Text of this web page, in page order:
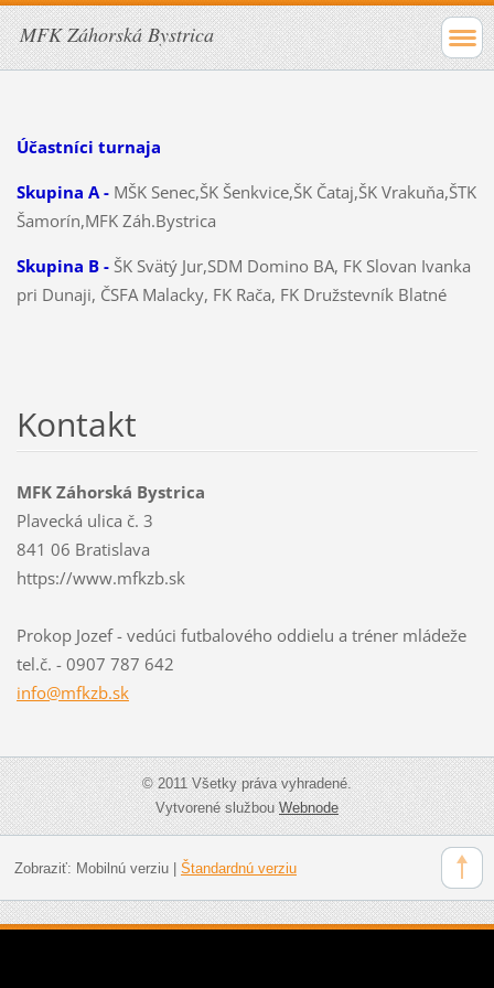
MFK Záhorská Bystrica
Účastníci turnaja
Skupina A - MŠK Senec,ŠK Šenkvice,ŠK Čataj,ŠK Vrakuňa,ŠTK
Šamorín,MFK Záh.Bystrica
Skupina B - ŠK Svätý Jur,SDM Domino BA, FK Slovan Ivanka
pri Dunaji, ČSFA Malacky, FK Rača, FK Družstevník Blatné
Kontakt
MFK Záhorská Bystrica
Plavecká ulica č. 3
841 06 Bratislava
https://www.mfkzb.sk
Prokop Jozef - vedúci futbalového oddielu a tréner mládeže
tel.č. - 0907 787 642
info@mfkzb.sk
© 2011 Všetky práva vyhradené.
Vytvorené službouWebnode
Zobraziť: Mobilnú verziu| Štandardnú verziu